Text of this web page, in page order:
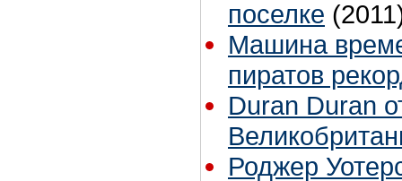
поселке
Машина
пиратов
Duran Duran
Роджер